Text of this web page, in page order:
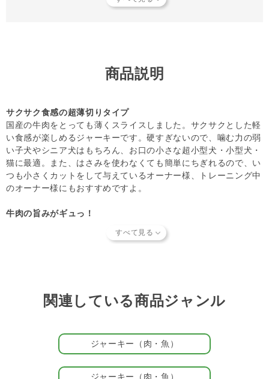
当店では独自の安全基準を設け、原材料そのものの品質やパ
本商品はご注文タイミングやご注文内容によっては、購入履
歴からのご注文キャンセル、 修正を受け付けることができ
(「発送予定日のお知らせメール」をお送りする前であれ
ば、メール・お電話・ マイページにてご注文をキャンセル
いただけます。）
商品説明
サクサク食感の超薄切りタイプ
国産の牛肉をとっても薄くスライスしました。サクサクとした軽
い食感が楽しめるジャーキーです。硬すぎないので、噛む力の弱
い子犬やシニア犬はもちろん、お口の小さな超小型犬・小型犬・
猫に最適。また、はさみを使わなくても簡単にちぎれるので、い
つも小さくカットをして与えているオーナー様、トレーニング中
のオーナー様にもおすすめですよ。
牛肉の旨みがギュっ！
ら、牛肉の旨みがギュッと凝縮。噛めば噛むほど、お肉のおいし
ろな食べ方を楽しんでくださいね。
トレーサビリティのしっかりとれたBSE検査済の国産牛のみ使
用。無添加・無着色で、しっかり乾燥させた国産牛のジャーキー
関連している商品ジャンル
ジャーキー（肉・魚）
ジャーキー（肉・魚）